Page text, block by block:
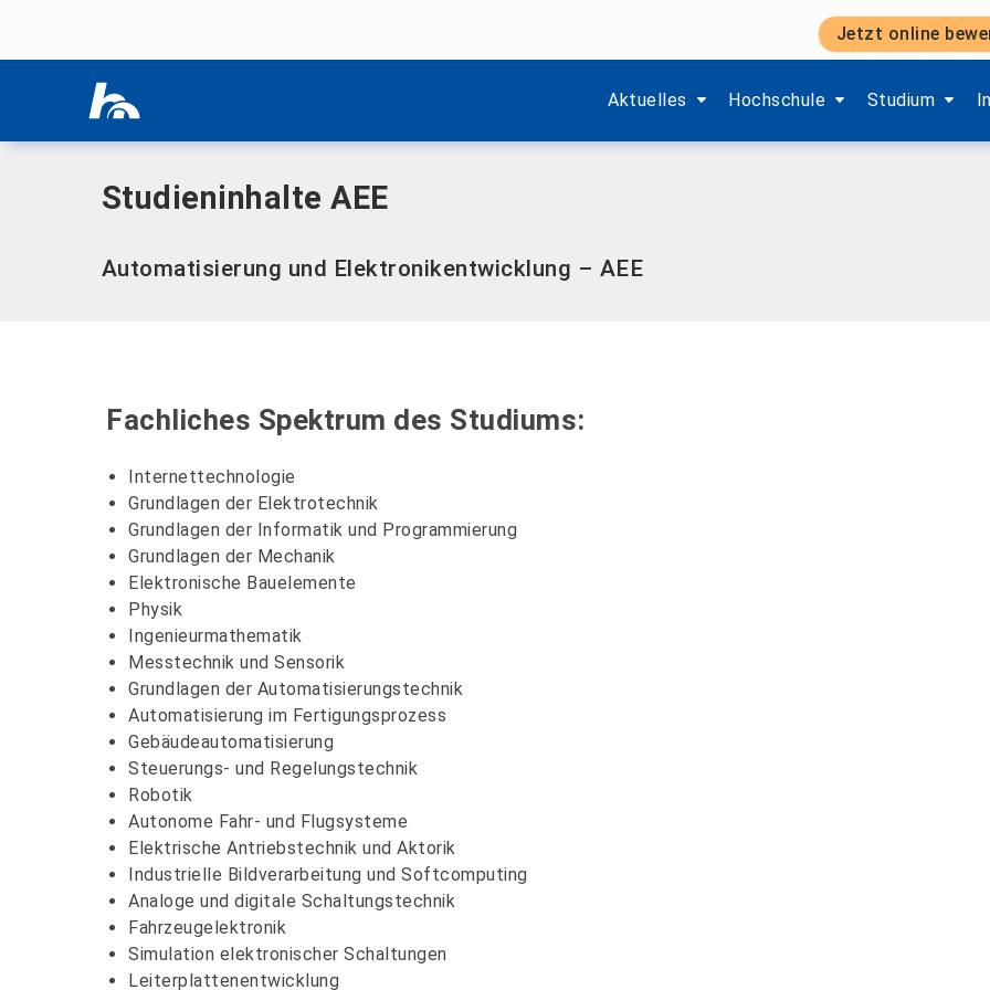
Jetzt online
Aktuelles
Zeige Menü-Unterpunkte von 'Aktuelles'.
Hochschule
Zeige Menü-Unterpunkte von
Studium
Zeige Menü-
Home|Studieninhalte AEE
Studieninhalte AEE
Automatisierung und Elektronikentwicklung – AEE
Fachliches Spektrum des Studiums:
Internettechnologie
Grundlagen der Elektrotechnik
Grundlagen der Informatik und Programmierung
Grundlagen der Mechanik
Elektronische Bauelemente
Physik
Ingenieurmathematik
Messtechnik und Sensorik
Grundlagen der Automatisierungstechnik
Automatisierung im Fertigungsprozess
Gebäudeautomatisierung
Steuerungs- und Regelungstechnik
Robotik
Autonome Fahr- und Flugsysteme
Elektrische Antriebstechnik und Aktorik
Industrielle Bildverarbeitung und Softcomputing
Analoge und digitale Schaltungstechnik
Fahrzeugelektronik
Simulation elektronischer Schaltungen
Leiterplattenentwicklung